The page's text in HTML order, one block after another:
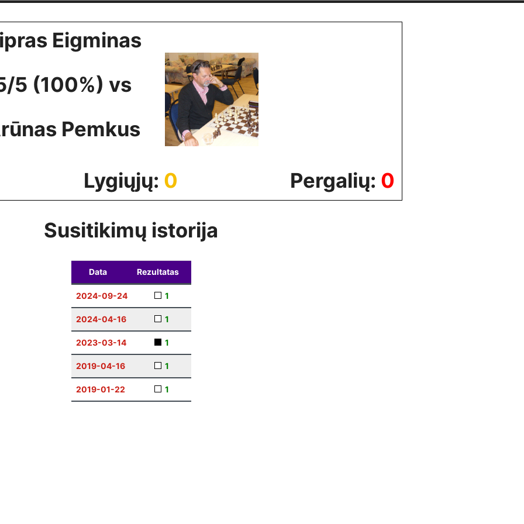
Eigminas
5 (100%) vs
Pemkus
Lygiųjų: 0 Pergalių: 0
Susitikimų istorija
Data Rezultatas
2024-09-24 1
2024-04-16 1
2023-03-14 1
2019-04-16 1
2019-01-22 1